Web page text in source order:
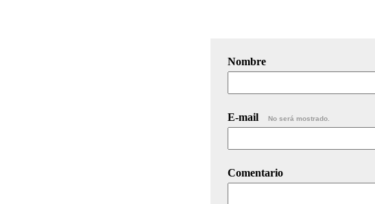
Nombre
E-mail No será mostrado.
Comentario